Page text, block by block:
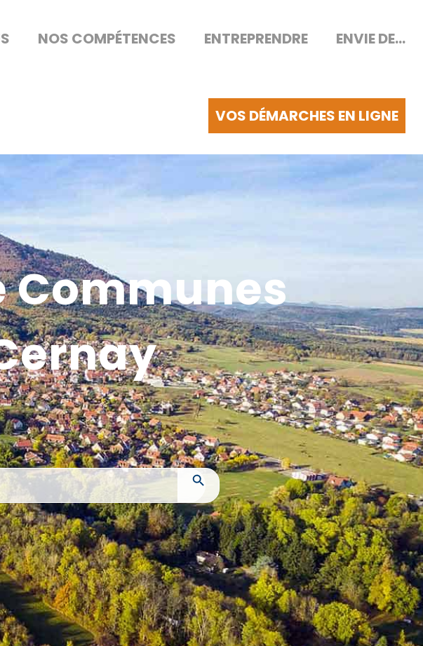
NOS COMPÉTENCES ENTREPRENDRE ENVIE DE...
VOS DÉMARCHES EN LIGNE
Communes
Search Button